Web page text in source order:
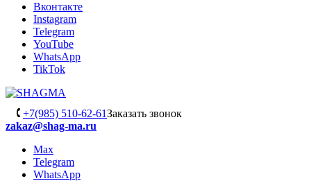
Вконтакте
Instagram
Telegram
YouTube
WhatsApp
TikTok
+7(985) 510-62-61Заказать звонок
zakaz@shag-ma.ru
Max
Telegram
WhatsApp